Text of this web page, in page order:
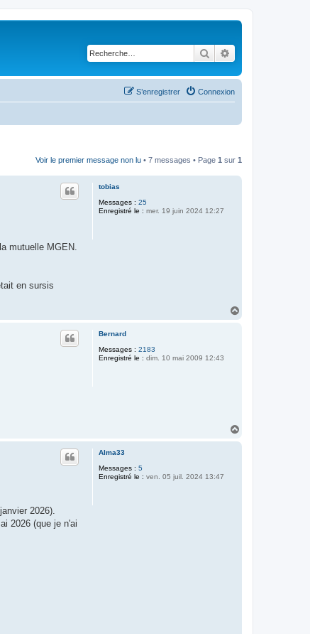
Rechercher
Connexion
S’enregistrer
Voir le premier message non lu • 7 messages • Page 1 sur 1
tobias
Messages : 25
Enregistré le : mer. 19 juin 2024 12:27
mutuelle MGEN.
en sursis
Bernard
Messages : 2183
Enregistré le : dim. 10 mai 2009 12:43
Alma33
Messages : 5
Enregistré le : ven. 05 juil. 2024 13:47
2026).
2026 (que je n'ai